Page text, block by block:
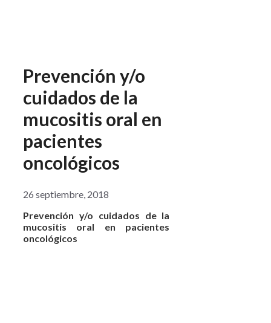
Prevención y/o
cuidados de la
mucositis oral en
pacientes
oncológicos
26 septiembre, 2018
Prevención y/o cuidados de la
mucositis oral en pacientes
oncológicos